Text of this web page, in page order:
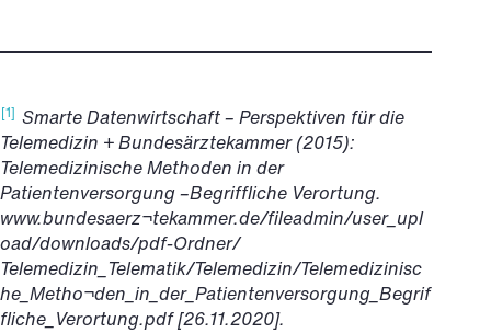
[1] Smarte Datenwirtschaft – Perspektiven für die
Telemedizin + Bundesärztekammer (2015):
Telemedizinische Methoden in der
Patientenversorgung –Begriffliche Verortung.
www.bundesaerz¬tekammer.de/fileadmin/user_upl
oad/downloads/pdf-Ordner/
Telemedizin_Telematik/Telemedizin/Telemedizinisc
he_Metho¬den_in_der_Patientenversorgung_Begrif
fliche_Verortung.pdf [26.11.2020].